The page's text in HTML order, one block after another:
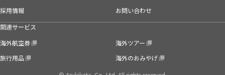
採用情報
お問い合わせ
関連サービス
海外航空券
海外ツアー
旅行用品
海外のおみやげ